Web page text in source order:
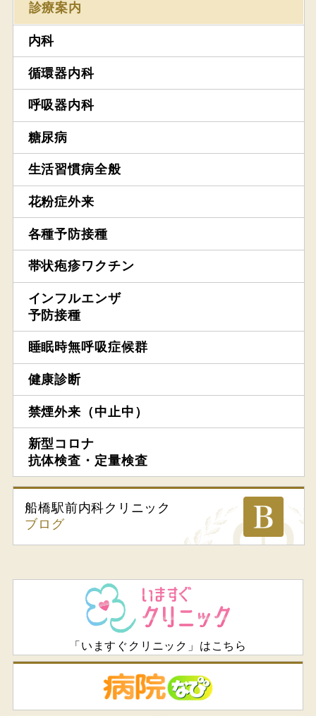
診療案内
内科
循環器内科
呼吸器内科
糖尿病
生活習慣病全般
花粉症外来
各種予防接種
帯状疱疹ワクチン
インフルエンザ
予防接種
睡眠時無呼吸症候群
健康診断
禁煙外来（中止中）
新型コロナ
抗体検査・定量検査
船橋駅前内科クリニック
ブログ
「いますぐクリニック」はこちら